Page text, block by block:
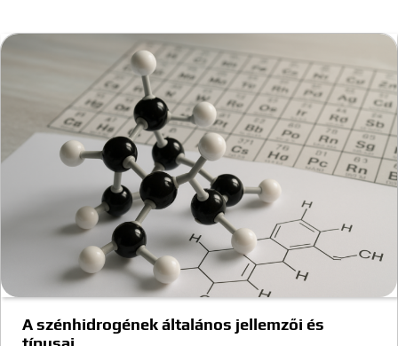
A szénhidrogének általános jellemzői és